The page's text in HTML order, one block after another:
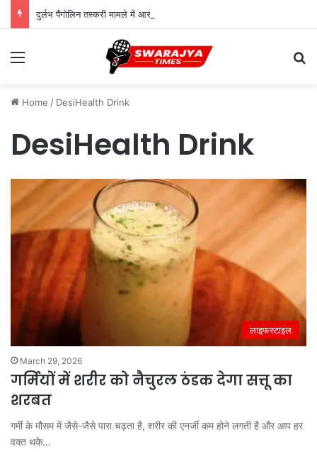
दुर्लभ पैंगोलिन तस्करी मामले में आरोपी की जमानत याचिका खारिज
Menu
Home / DesiHealth Drink
DesiHealth Drink
लाइफस्टाइल
March 29, 2026
गर्मियों में शरीर को नैचुरल ठंडक देगा सत्तू का
शरबत
गर्मी के मौसम में जैसे-जैसे पारा चढ़ता है, शरीर की एनर्जी कम होने लगती है और आप हर
वक्त थके…